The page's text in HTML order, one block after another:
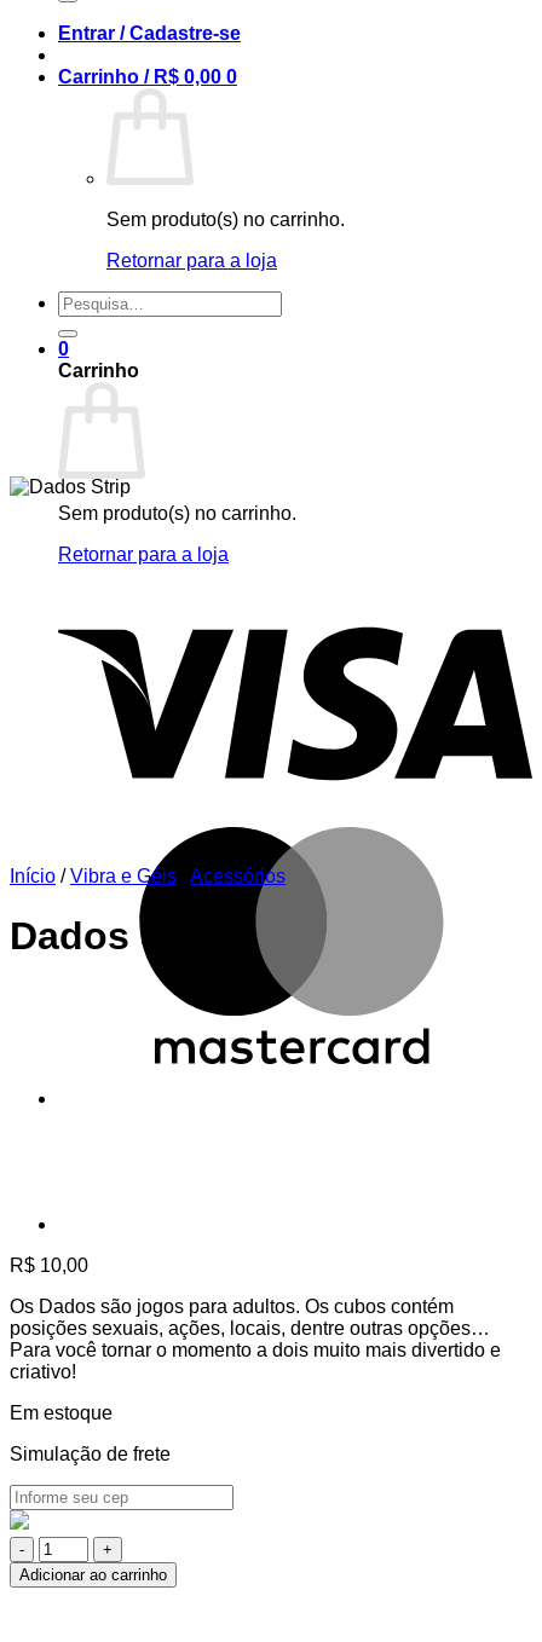
Entrar / Cadastre-se
Carrinho / R$ 0,00 0
Sem produto(s) no carrinho.
Retornar para a loja
Pesquisar
por:
0
Carrinho
Sem produto(s) no carrinho.
Retornar para a loja
Início / Vibra e Géis Acessórios
Dados Strip
R$ 10,00
Os Dados são jogos para adultos. Os cubos contém
posições sexuais, ações, locais, dentre outras opções…
Para você tornar o momento a dois muito mais divertido e
criativo!
Em estoque
Simulação de frete
Dados
Strip
quantidade
Adicionar ao carrinho